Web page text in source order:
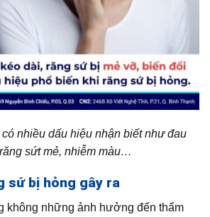
nhiều dấu hiệu nhận biết như đau
sứt mẻ, nhiễm màu…
sứ bị hỏng gây ra
không những ảnh hưởng đến thẩm